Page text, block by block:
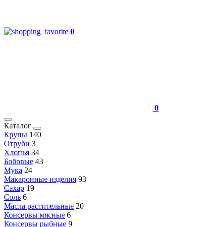
0
0
Каталог
Крупы 140
Отруби 3
Хлопья 34
Бобовые 43
Мука 24
Макаронные изделия 93
Сахар 19
Соль 6
Масла растительные 20
Консервы мясные 6
Консервы рыбные 9